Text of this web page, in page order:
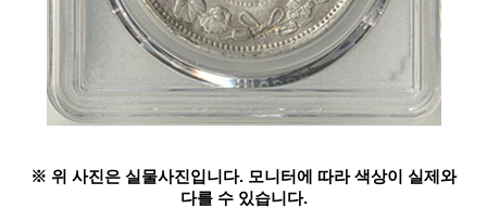
※ 위 사진은 실물사진입니다. 모니터에 따라 색상이 실제와
다를 수 있습니다.